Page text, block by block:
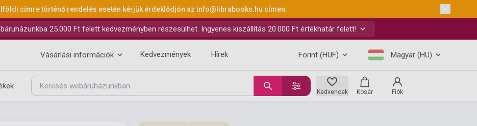
címre történő rendelés esetén kérjük érdeklődjön az info@librabooks.hu címen.
25.000 Ft felett kedvezményben részesülhet. Ingyenes kiszállítás 20.000 Ft értékhatár felett!
Vásárlási információk Kedvezmények Hírek Forint (HUF) Magyar (HU)
Kedvencek Kosár Fiók